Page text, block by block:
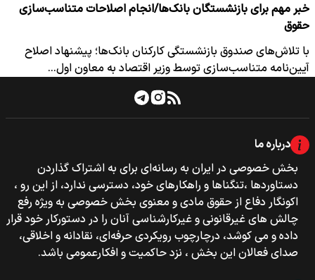
خبر مهم برای بازنشستگان بانک‌ها/انجام اصلاحات متناسب‌سازی
حقوق
با تلاش‌های صندوق بازنشستگی کارکنان بانک‌ها؛ پیشنهاد اصلاح
آیین‌نامه متناسب‌سازی توسط وزیر اقتصاد به معاون اول…
درباره ما
بخش خصوصی‌‌ در ایران به رسانه‌ای برای به اشتراک گذاردن
دستاوردها ،تنگناها و راهکارهای خود، دسترسی ندارد، از این رو ،
اکونگار دفاع از حقوق مادی و معنوی بخش خصوصی به ویژه رفع
چالش های غیرقانونی و غیرکارشناسی آنان را در دستورکار خود قرار
داده و می کوشد، درچارچوب رویکردی حرفه‌ای، نقادانه و اخلاقی،
صدای فعالان این بخش ، نزد حاکمیت و افکارعمومی باشد.